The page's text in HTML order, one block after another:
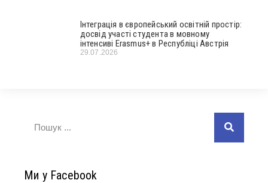
Інтеграція в європейський освітній простір:
досвід участі студента в мовному
інтенсиві Erasmus+ в Республіці Австрія
29.07.2026
Ми у Facebook